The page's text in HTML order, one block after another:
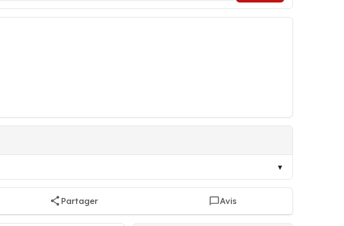
Partager Avis